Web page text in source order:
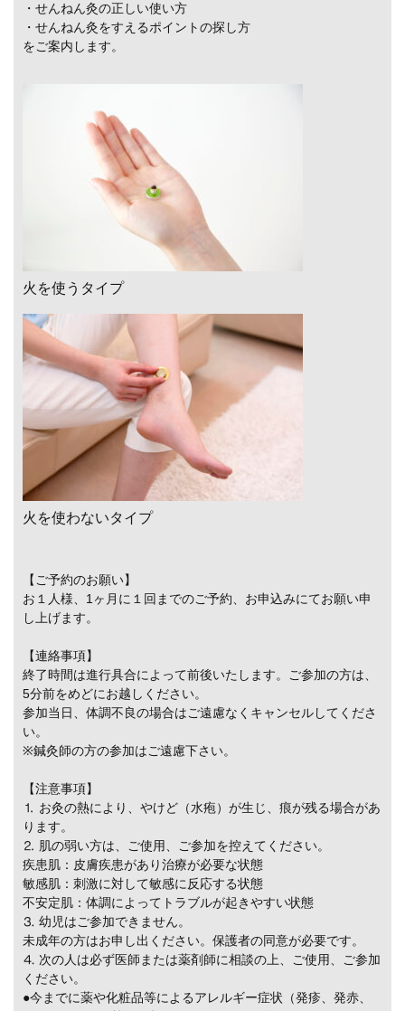
・せんねん灸の正しい使い方
・せんねん灸をすえるポイントの探し方
をご案内します。
火を使うタイプ
火を使わないタイプ
【ご予約のお願い】
お１人様、1ヶ月に１回までのご予約、お申込みにてお願い申
し上げます。
【連絡事項】
終了時間は進行具合によって前後いたします。ご参加の方は、
5分前をめどにお越しください。
参加当日、体調不良の場合はご遠慮なくキャンセルしてくださ
い。
※鍼灸師の方の参加はご遠慮下さい。
【注意事項】
⒈ お灸の熱により、やけど（水疱）が生じ、痕が残る場合があ
ります。
⒉ 肌の弱い方は、ご使用、ご参加を控えてください。
疾患肌：皮膚疾患があり治療が必要な状態
敏感肌：刺激に対して敏感に反応する状態
不安定肌：体調によってトラブルが起きやすい状態
⒊ 幼児はご参加できません。
未成年の方はお申し出ください。保護者の同意が必要です。
⒋ 次の人は必ず医師または薬剤師に相談の上、ご使用、ご参加
ください。
●今までに薬や化粧品等によるアレルギー症状（発疹、発赤、